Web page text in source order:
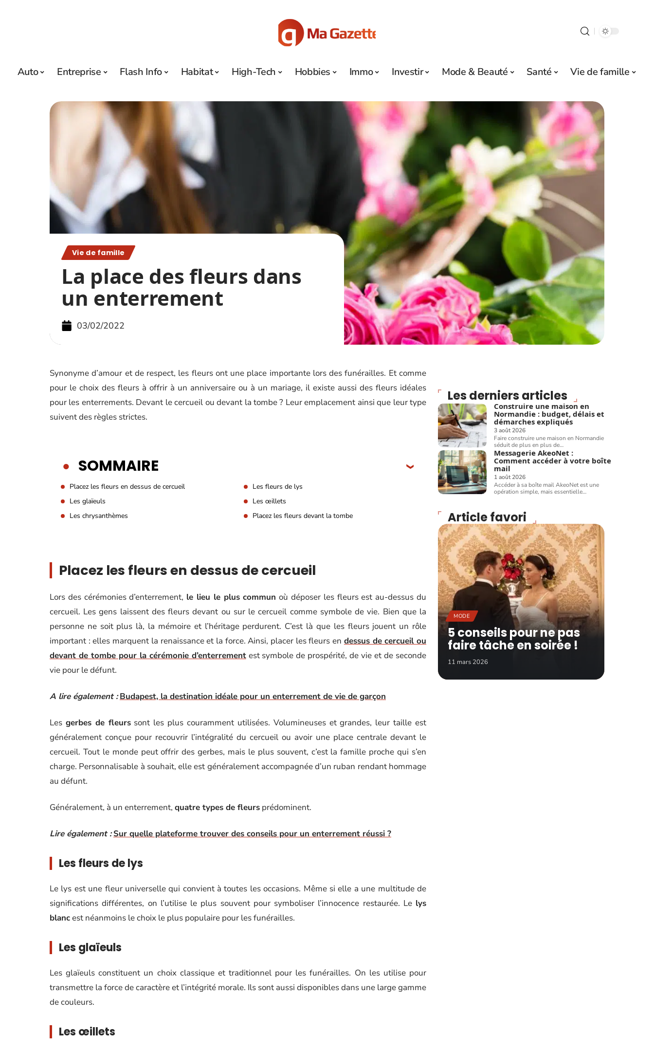
Auto Entreprise Flash Info Habitat High-Tech Hobbies Immo Investir Mode & Beauté Santé Vie de famille
Vie de famille
La place des fleurs dans
un enterrement
03/02/2022
Synonyme d’amour et de respect, les fleurs ont une place importante lors des funérailles. Et comme
pour le choix des fleurs à offrir à un anniversaire ou à un mariage, il existe aussi des fleurs idéales
pour les enterrements. Devant le cercueil ou devant la tombe ? Leur emplacement ainsi que leur type
suivent des règles strictes.
SOMMAIRE
Placez les fleurs en dessus de cercueil
Les fleurs de lys
Les glaïeuls
Les œillets
Les chrysanthèmes
Placez les fleurs devant la tombe
Placez les fleurs en dessus de cercueil
Lors des cérémonies d’enterrement, le lieu le plus commun où déposer les fleurs est au-dessus du
cercueil. Les gens laissent des fleurs devant ou sur le cercueil comme symbole de vie. Bien que la
personne ne soit plus là, la mémoire et l’héritage perdurent. C’est là que les fleurs jouent un rôle
important : elles marquent la renaissance et la force. Ainsi, placer les fleurs en dessus de cercueil ou
devant de tombe pour la cérémonie d’enterrementest symbole de prospérité, de vie et de seconde
vie pour le défunt.
A lire également : Budapest, la destination idéale pour un enterrement de vie de garçon
Les gerbes de fleurssont les plus couramment utilisées. Volumineuses et grandes, leur taille est
généralement conçue pour recouvrir l’intégralité du cercueil ou avoir une place centrale devant le
cercueil. Tout le monde peut offrir des gerbes, mais le plus souvent, c’est la famille proche qui s’en
charge. Personnalisable à souhait, elle est généralement accompagnée d’un ruban rendant hommage
au défunt.
Généralement, à un enterrement, quatre types de fleurs prédominent.
Lire également : Sur quelle plateforme trouver des conseils pour un enterrement réussi ?
Les fleurs de lys
Le lys est une fleur universelle qui convient à toutes les occasions. Même si elle a une multitude de
significations différentes, on l’utilise le plus souvent pour symboliser l’innocence restaurée. Le lys
blancest néanmoins le choix le plus populaire pour les funérailles.
Les glaïeuls
Les glaïeuls constituent un choix classique et traditionnel pour les funérailles. On les utilise pour
transmettre la force de caractère et l’intégrité morale. Ils sont aussi disponibles dans une large gamme
de couleurs.
Les œillets
Les derniers articles
Construire une maison en
Normandie : budget, délais et
démarches expliqués
3 août 2026
Faire construire une maison en Normandie
séduit de plus en plus de…
Messagerie AkeoNet :
Comment accéder à votre boîte
mail
1 août 2026
Accéder à sa boîte mail AkeoNet est une
opération simple, mais essentielle…
Article favori
MODE
5 conseils pour ne pas
faire tâche en soirée !
11 mars 2026